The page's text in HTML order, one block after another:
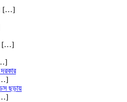
[…]
[…]
ছড়ায়